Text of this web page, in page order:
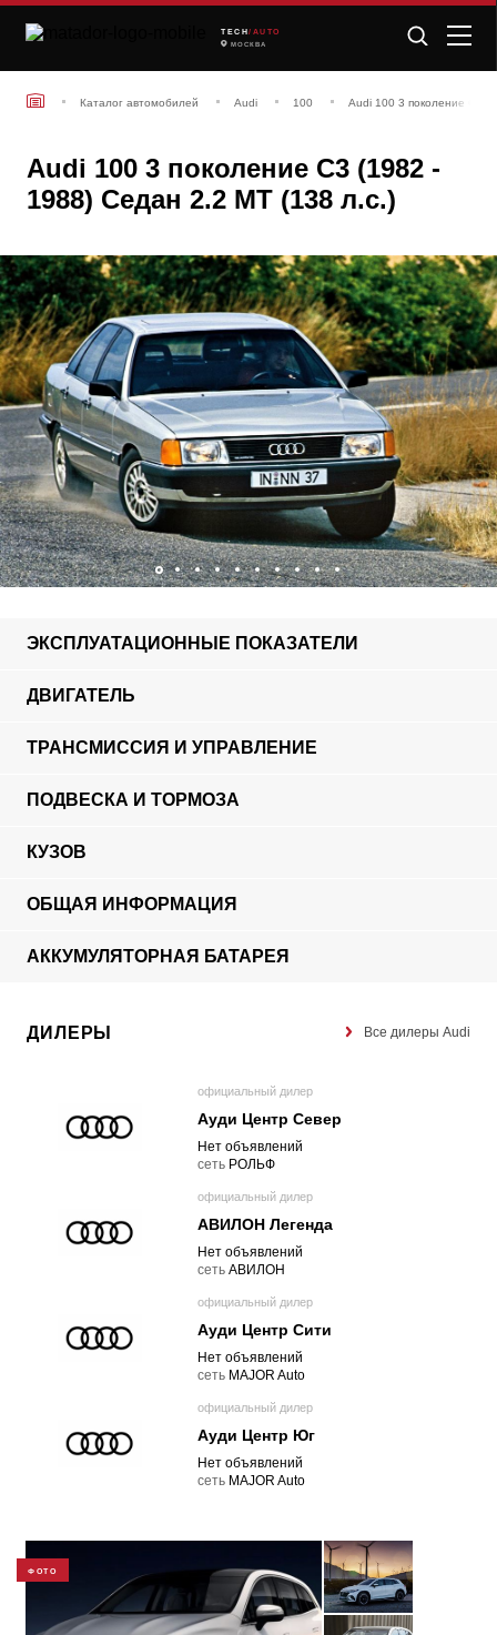
TECH /AUTO
МОСКВА
Каталог автомобилей Audi 100 Audi 100 3 поколение С3
Audi 100 3 поколение С3 (1982 -
1988) Седан 2.2 МТ (138 л.с.)
ЭКСПЛУАТАЦИОННЫЕ ПОКАЗАТЕЛИ
ДВИГАТЕЛЬ
ТРАНСМИССИЯ И УПРАВЛЕНИЕ
ПОДВЕСКА И ТОРМОЗА
КУЗОВ
ОБЩАЯ ИНФОРМАЦИЯ
АККУМУЛЯТОРНАЯ БАТАРЕЯ
ДИЛЕРЫ Все дилеры Audi
официальный дилер
Ауди Центр Север
Нет объявлений
cеть РОЛЬФ
официальный дилер
АВИЛОН Легенда
Нет объявлений
cеть АВИЛОН
официальный дилер
Ауди Центр Сити
Нет объявлений
cеть MAJOR Auto
официальный дилер
Ауди Центр Юг
Нет объявлений
cеть MAJOR Auto
ФОТО